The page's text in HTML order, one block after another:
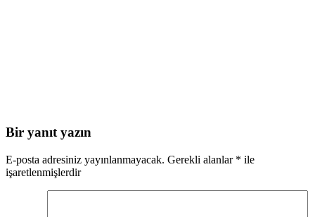
Bir yanıt yazın
E-posta adresiniz yayınlanmayacak. Gerekli alanlar * ile
işaretlenmişlerdir